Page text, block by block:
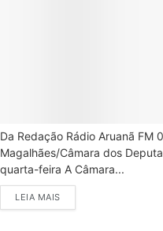
Da Redação Rádio Aruanã
Magalhães/Câmara dos
quarta-feira A Câmara...
LEIA MAIS